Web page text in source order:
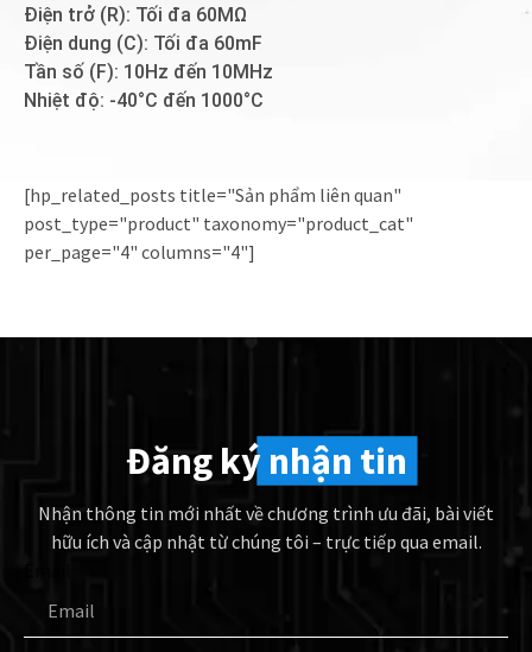
Điện trở (R): Tối đa 60MΩ
Điện dung (C): Tối đa 60mF
Tần số (F): 10Hz đến 10MHz
Nhiệt độ: -40°C đến 1000°C
[hp_related_posts title="Sản phẩm liên quan"
post_type="product" taxonomy="product_cat"
per_page="4" columns="4"]
Đăng ký nhận tin
Nhận thông tin mới nhất về chương trình ưu đãi, bài viết
hữu ích và cập nhật từ chúng tôi – trực tiếp qua email.